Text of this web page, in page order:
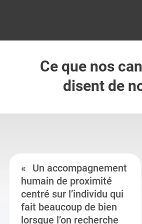
Ce que nos
disent de
Un accompagnement
humain de proximité
centré sur l’individu qui
fait beaucoup de bien
lorsque l’on recherche